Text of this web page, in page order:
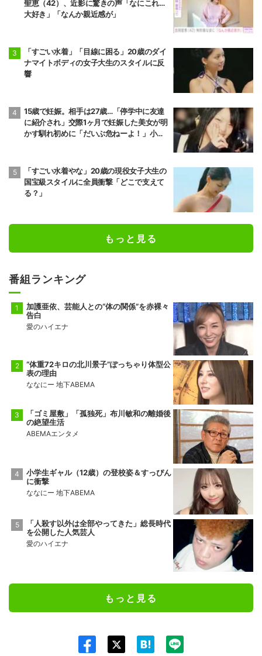
聖恵（42）、近影に驚きの声「なにこれ…
大好き」「なんか親近感が」
「すごい水着」「目線に困る」20歳のダイ
ナマイトボディの女子大生のスタイルに反
響
15歳で妊娠。相手は27歳…「停学中に友達
に紹介され」交際1ヶ月で妊娠した美女が明
かす馴れ初めに「だいぶ危ねーよ！」小森
「すごい水着やな」20歳の現役女子大生の
国宝級スタイルに全員衝撃「どこで支えて
る？」
もっと見る
番組ランキング
加護亜依、芸能人との“体の関係”を赤裸々
告白
愛のハイエナ
“体重72キロの北川景子”ぽっちゃり体型公
表の理由
ななにー 地下ABEMA
「ゴミ屋敷」「孤独死」布川敏和の離婚後
の絶望生活
ABEMAエンタメ
小学生ギャル（12歳）の登校姿＆すっぴん
に衝撃
ななにー 地下ABEMA
「人殺す以外は全部やってきた」総長時代
を公開した人気芸人
愛のハイエナ
もっと見る